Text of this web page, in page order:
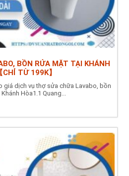
BỒN RỬA MẶT TẠI KHÁNH
CHỈ TỪ 199K】
giá dịch vụ thợ sửa chữa Lavabo, bồn
Hòa1.1 Quang...